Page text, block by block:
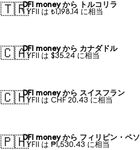
🇹🇷DFI money から トルコリラ
1 YFII は ₺1,198.14 に相当
🇨🇦DFI money から カナダドル
1 YFII は $35.24 に相当
🇨🇭DFI money から スイスフラン
1 YFII は CHF 20.43 に相当
🇵🇭DFI money から フィリピン・ペソ
1 YFII は ₱1,530.43 に相当